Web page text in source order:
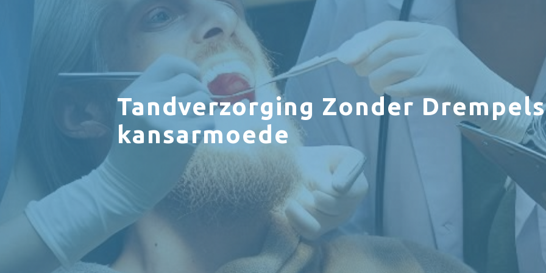
Tandverzorging Zonder
kansarmoede